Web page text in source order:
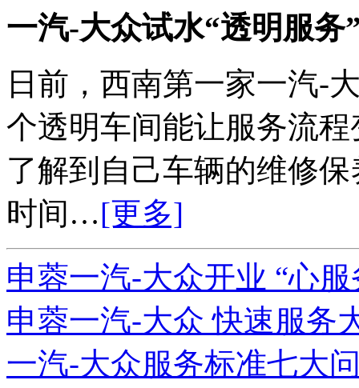
一汽-大众试水“透明服务
日前，西南第一家一汽-
个透明车间能让服务流
了解到自己车辆的维修
时间…[更多]
申蓉一汽-大众开业 “心
申蓉一汽-大众 快速服务
一汽-大众服务标准七大